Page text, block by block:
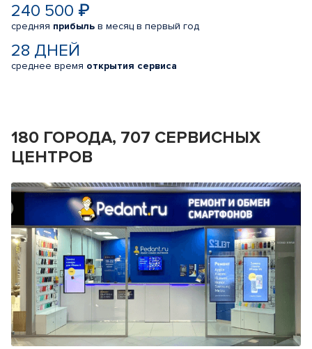
240 500 ₽
средняя прибыль в месяц в первый год
28 ДНЕЙ
среднее время открытия сервиса
180 ГОРОДА, 707 СЕРВИСНЫХ
ЦЕНТРОВ